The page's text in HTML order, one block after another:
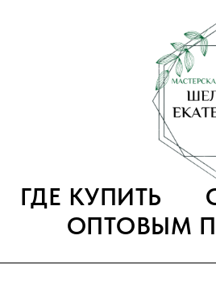
ГДЕ КУПИТЬ
ОПТОВЫМ